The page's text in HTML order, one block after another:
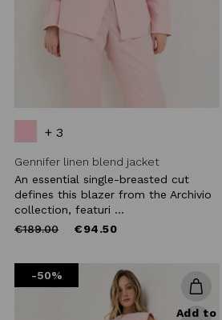
+ 3
Gennifer linen blend jacket
An essential single-breasted cut
defines this blazer from the Archivio
collection, featuri ...
Price
€189.00to €94.50
-50%
Add to